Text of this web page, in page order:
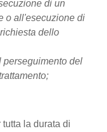
di un
o all'esecuzione di
dello
perseguimento del
tutta la durata di